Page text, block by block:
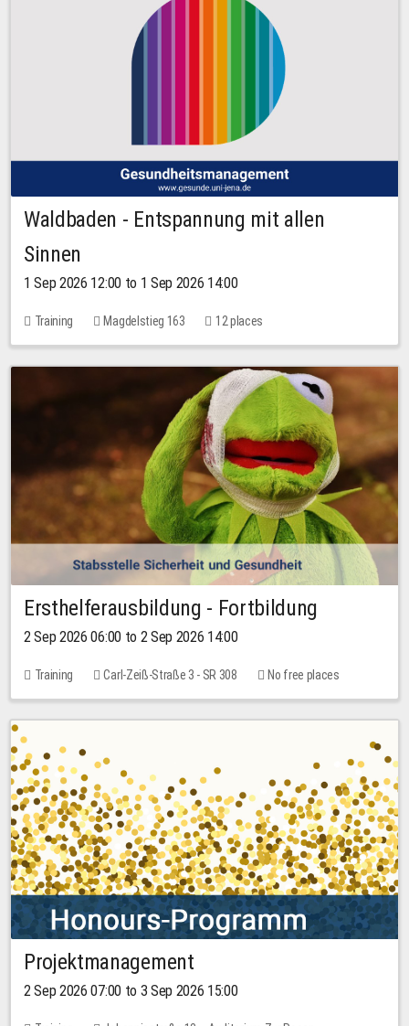
Waldbaden - Entspannung mit allen
Sinnen
1 Sep 2026 12:00 to 1 Sep 2026 14:00
Training Magdelstieg 163 12 places
Ersthelferausbildung - Fortbildung
2 Sep 2026 06:00 to 2 Sep 2026 14:00
Training Carl-Zeiß-Straße 3 - SR 308 No free places
Projektmanagement
2 Sep 2026 07:00 to 3 Sep 2026 15:00